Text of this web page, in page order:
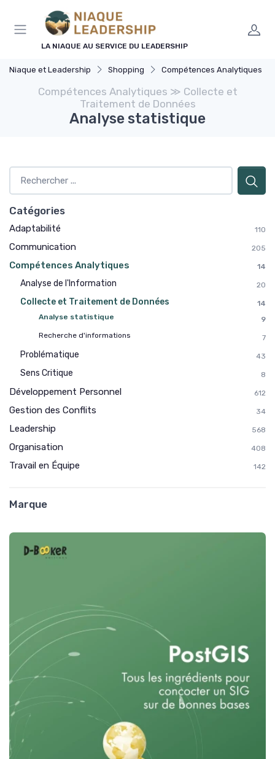
LA NIAQUE AU SERVICE DU LEADERSHIP
Niaque et Leadership Shopping Compétences Analytiques
Compétences Analytiques ≫ Collecte et
Traitement de Données
Analyse statistique
Catégories
Adaptabilité 110
Communication 205
Compétences Analytiques 14
Analyse de l'Information 20
Collecte et Traitement de Données
14
Analyse statistique
9
Recherche d'informations
7
Problématique 43
Sens Critique 8
Développement Personnel 612
Gestion des Conflits 34
Leadership 568
Organisation 408
Travail en Équipe 142
Marque